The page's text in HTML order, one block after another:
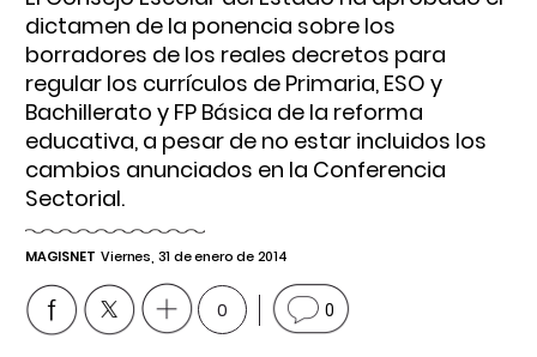
dictamen de la ponencia sobre los
borradores de los reales decretos para
regular los currículos de Primaria, ESO y
Bachillerato y FP Básica de la reforma
educativa, a pesar de no estar incluidos los
cambios anunciados en la Conferencia
Sectorial.
MAGISNET Viernes, 31 de enero de 2014
0 0